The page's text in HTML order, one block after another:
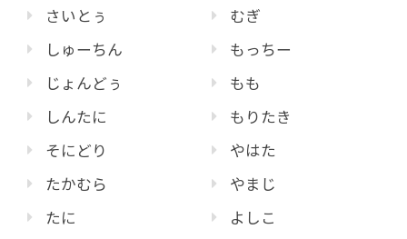
さいとぅ
しゅーちん
じょんどぅ
しんたに
そにどり
たかむら
たに
むぎ
もっちー
もも
もりたき
やはた
やまじ
よしこ